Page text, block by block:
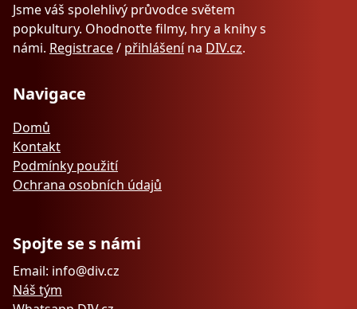
Jsme váš spolehlivý průvodce světem
popkultury. Ohodnoťte filmy, hry a knihy s
námi. Registrace/ přihlášenína DIV.cz.
Navigace
Domů
Kontakt
Podmínky použití
Ochrana osobních údajů
Spojte se s námi
Email: info@div.cz
Náš tým